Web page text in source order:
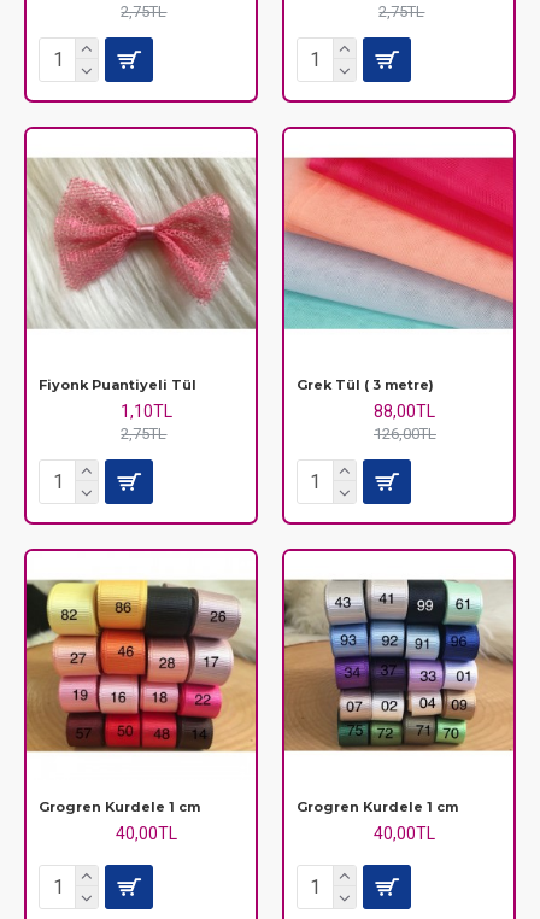
2,75TL 2,75TL
Fiyonk Puantiyeli Tül
1,10TL
2,75TL
Grek Tül ( 3 metre)
88,00TL
126,00TL
Grogren Kurdele 1 cm
40,00TL
Grogren Kurdele 1 cm
40,00TL